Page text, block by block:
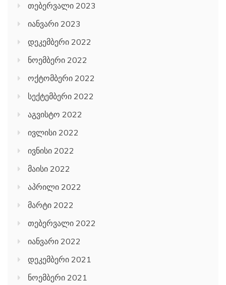
თებერვალი 2023
იანვარი 2023
დეკემბერი 2022
ნოემბერი 2022
ოქტომბერი 2022
სექტემბერი 2022
აგვისტო 2022
ივლისი 2022
ივნისი 2022
მაისი 2022
აპრილი 2022
მარტი 2022
თებერვალი 2022
იანვარი 2022
დეკემბერი 2021
ნოემბერი 2021